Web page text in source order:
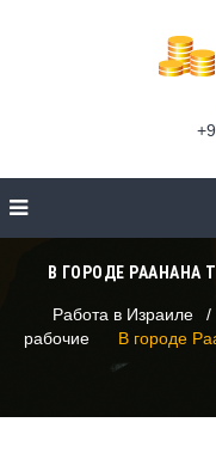
В ГОРОДЕ
Работа в Израиле
рабочие
В городе